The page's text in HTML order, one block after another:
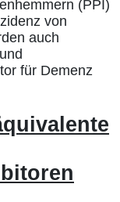
(PPI)
von
auch
für Demenz